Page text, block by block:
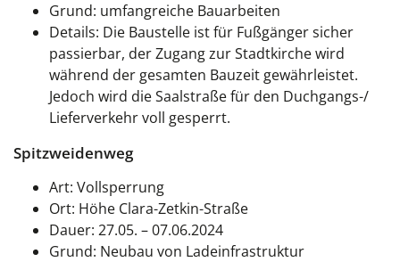
Grund: umfangreiche Bauarbeiten
Details: Die Baustelle ist für Fußgänger sicher
passierbar, der Zugang zur Stadtkirche wird
während der gesamten Bauzeit gewährleistet.
Jedoch wird die Saalstraße für den Duchgangs-/
Lieferverkehr voll gesperrt.
Spitzweidenweg
Art: Vollsperrung
Ort: Höhe Clara-Zetkin-Straße
Dauer: 27.05. – 07.06.2024
Grund: Neubau von Ladeinfrastruktur